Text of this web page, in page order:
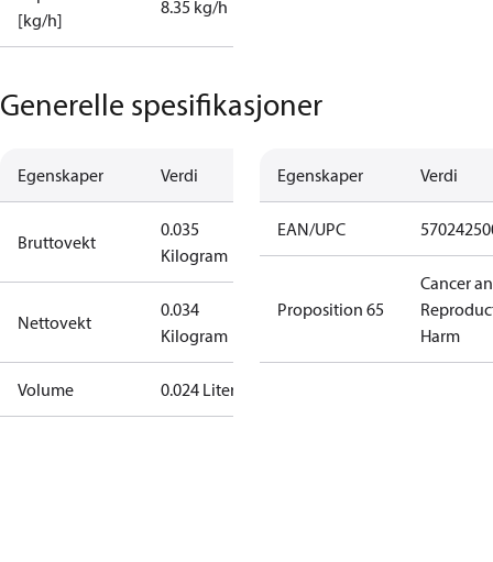
[kg/h]
8.35 kg/h
Generelle spesifikasjoner
Egenskaper Verdi
Bruttovekt
0.035
Kilogram
Nettovekt
0.034
Kilogram
Volume 0.024 Liter
Egenskaper Verdi
EAN/UPC
Proposition 65
Cancer
Harm